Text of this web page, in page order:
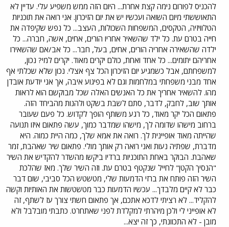
להכניס לפורום נימה קצת אחרת... היום הזה ממש משפיע עלי. עדיין לא
התאוששתי מיום השואה ועכשיו יש את יום הזיכרון. אני רואה את תוכניות
הטלוויזיה, הטקסים, המשפחות השכולות, העצב... כל נפש שקיפדה את
חייה בטרם עת. כל ילד שהשאיר אחריו הורים, אחים, אשה, חברה... כל
ילדה שהשאירה אחריה הורים, אחים, בעל, חבר... כל אב/אם שהשאירו
אחריהם יתומים... כל אחד ואחת, כולם יקרים מאוד. יקרים למי? נכון,
למשפחתם, אבל כשמגיע יום הזיכרון הכל צף אצלי. נכון שלא שכלתי אף
אחד מבני משפחתי במלחמות וגם לא בפיגוע איבה, אך אני יודעת אובדן
מהו. להשאיר אחריך את כל האנשים האלה שכל מבוקשם הוא לראות
אותך שוב, לחבק, לדבר, סתם לשבת בשקט ולהנות מהביחד הזה.
פתאום הכל יקר מאוד, כל רגע משותף הופך לקדוש. כל פעם שעובר
ברחוב מישהו שדומה לך, מישהו שמדבר כמוך, עשה פתאום איזו תנועה
שהייתה מאוד אופיינית לך. רואה את אמא שלך, כמה היית כמוה. היא
מדברת, שפתיה נעות ואני רואה רק אותך מולי. פתאום שיר שאהבת, זמר
שאהבת. הבוקר באחת התוכניות ברדיו ביקשו מהשדר להקדיש את השיר
"הנסיך הקטן" לחייל שנקטף בטרם עת. וזה השיר שלך. מאז שהלכת
השיר הזה פותח את ברזי הדמעות שלי, מטשטש הכל סביבי, שום דבר
כבר לא קיים מלבדך... עכשיו הדמעות כבר מטשטשות את האותיות וקשה
להקליד... לא רציתי לדכא אתכם, אך פתאום חשתי צורך עז לשתף, זה
לא אופייני לי ולכן מיהרתי למקלדת לפני שאתחרט. כתבתי מובלבל ולא
מובן - לא התכוונתי, כך זה יצא...